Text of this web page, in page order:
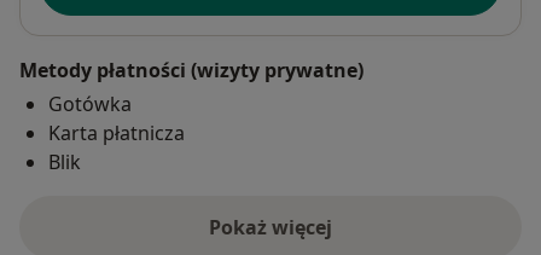
Metody płatności (wizyty prywatne)
Gotówka
Karta płatnicza
Blik
Pokaż więcej
o adresie